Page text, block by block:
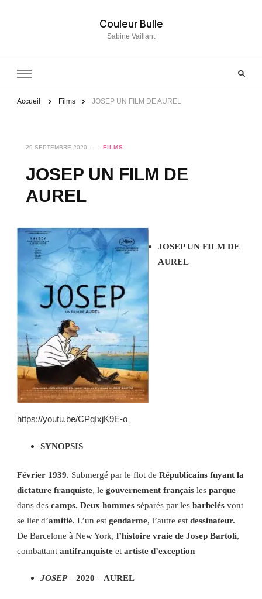
Couleur Bulle
Sabine Vaillant
Accueil Films JOSEP UN FILM DE AUREL
29 SEPTEMBRE 2020 FILMS
JOSEP UN FILM DE
AUREL
JOSEP UN FILM DE
AUREL
https://youtu.be/CPqIxjK9E-o
SYNOPSIS
Février 1939. Submergé par le flot de Républicains fuyant la
dictature franquiste, le gouvernement français les parque
dans des camps. Deux hommes séparés par les barbelés vont
se lier d’amitié. L’un est gendarme, l’autre est dessinateur.
De Barcelone à New York, l’histoire vraie de Josep Bartolí,
combattant antifranquiste et artiste d’exception
JOSEP– 2020 – AUREL